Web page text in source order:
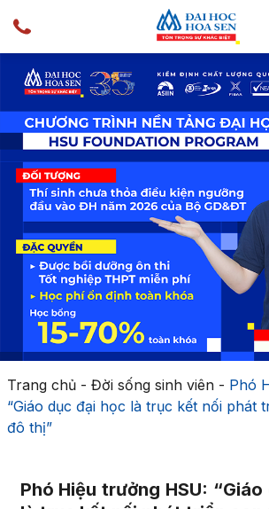
Trang chủ- Đời sống sinh viên- Phó
“Giáo dục đại học là trục kết nối phát
đô thị”
Phó Hiệu trưởng HSU: